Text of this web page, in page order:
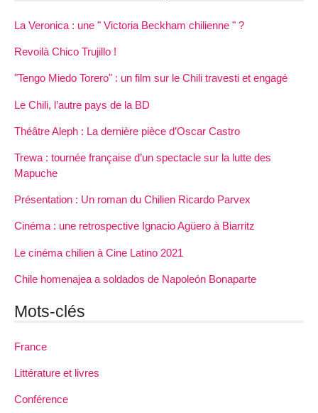
La Veronica : une " Victoria Beckham chilienne " ?
Revoilà Chico Trujillo !
"Tengo Miedo Torero" : un film sur le Chili travesti et engagé
Le Chili, l’autre pays de la BD
Théâtre Aleph : La dernière pièce d’Oscar Castro
Trewa : tournée française d’un spectacle sur la lutte des
Mapuche
Présentation : Un roman du Chilien Ricardo Parvex
Cinéma : une retrospective Ignacio Agüero à Biarritz
Le cinéma chilien à Cine Latino 2021
Chile homenajea a soldados de Napoleón Bonaparte
Mots-clés
France
Littérature et livres
Conférence